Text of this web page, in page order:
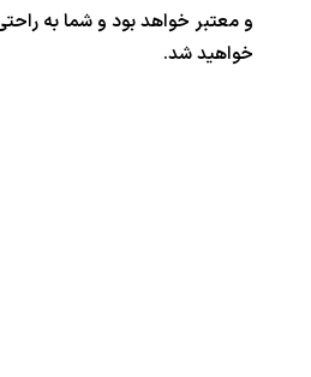
و معتبر خواهد بود و شما به راحتی
خواهید شد.